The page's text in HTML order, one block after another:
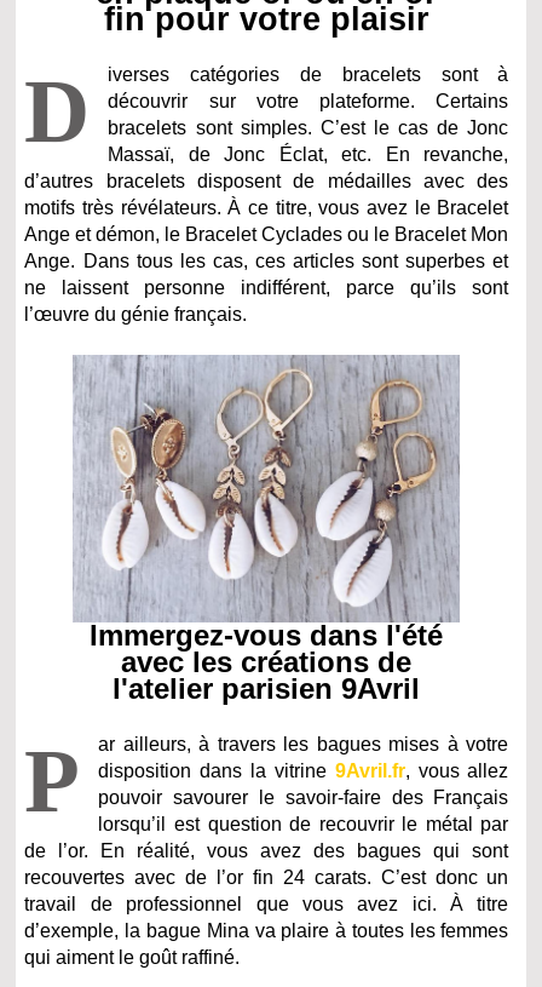
fin pour votre plaisir
D
iverses catégories de bracelets sont à
découvrir sur votre plateforme. Certains
bracelets sont simples. C’est le cas de Jonc
Massaï, de Jonc Éclat, etc. En revanche,
d’autres bracelets disposent de médailles avec des
motifs très révélateurs. À ce titre, vous avez le Bracelet
Ange et démon, le Bracelet Cyclades ou le Bracelet Mon
Ange. Dans tous les cas, ces articles sont superbes et
ne laissent personne indifférent, parce qu’ils sont
l’œuvre du génie français.
Immergez-vous dans l'été
avec les créations de
l'atelier parisien 9Avril
P
ar ailleurs, à travers les bagues mises à votre
disposition dans la vitrine 9Avril.fr, vous allez
pouvoir savourer le savoir-faire des Français
lorsqu’il est question de recouvrir le métal par
de l’or. En réalité, vous avez des bagues qui sont
recouvertes avec de l’or fin 24 carats. C’est donc un
travail de professionnel que vous avez ici. À titre
d’exemple, la bague Mina va plaire à toutes les femmes
qui aiment le goût raffiné.